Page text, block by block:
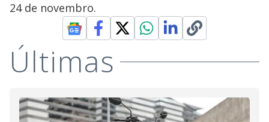
24 de novembro.
Últimas